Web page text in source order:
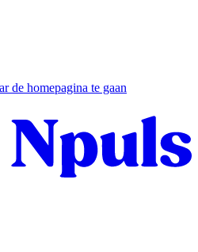
de homepagina te gaan